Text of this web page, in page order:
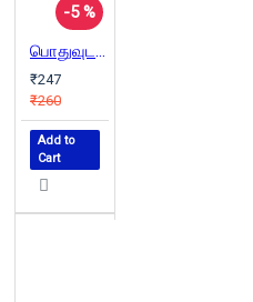
-5 %
பொதுவுடமை என்றால் என்ன?
₹247
₹260
Add to
Cart